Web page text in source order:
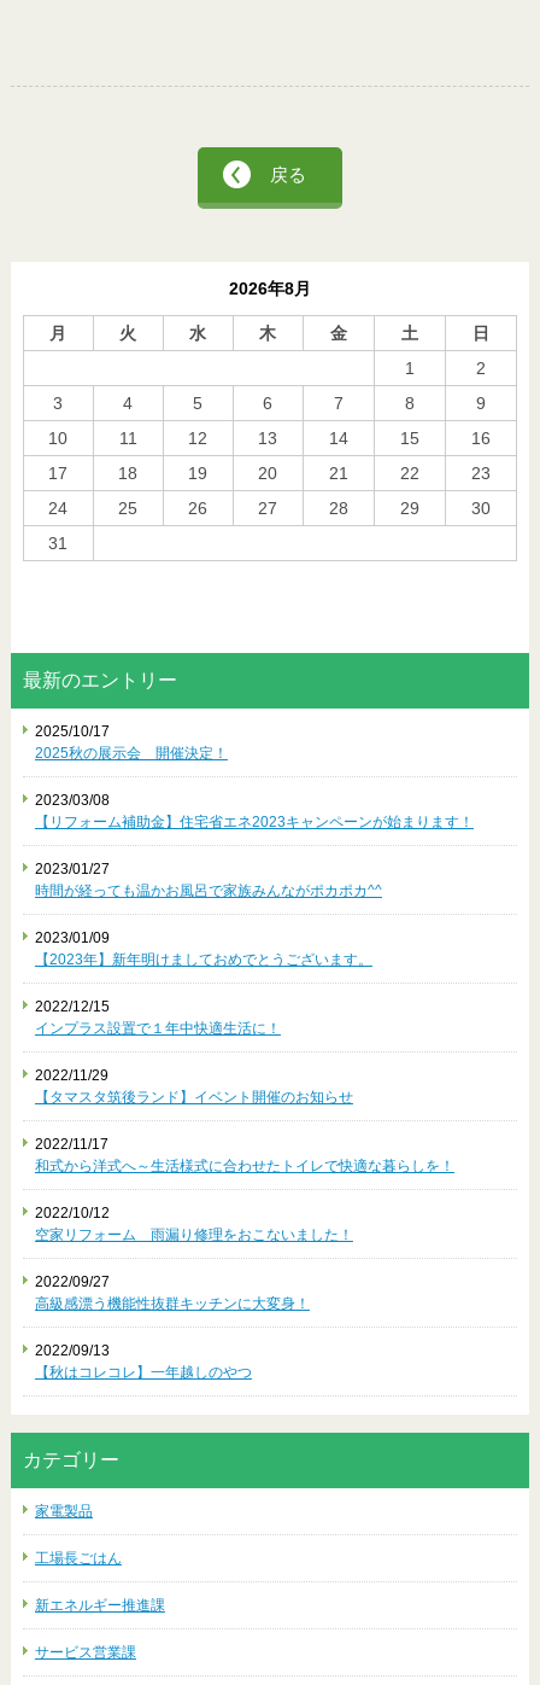
戻る
2026年8月
月 火 水 木 金 土
日
1
2
3
4 5 6 7 8
9
10
11 12 13 14 15
16
17
18 19 20 21 22
23
24
25 26 27 28 29
30
31
最新のエントリー
2025/10/17
2025秋の展示会 開催決定！
2023/03/08
【リフォーム補助金】住宅省エネ2023キャンペーンが始まります！
2023/01/27
時間が経っても温かお風呂で家族みんながポカポカ^^
2023/01/09
【2023年】新年明けましておめでとうございます。
2022/12/15
インプラス設置で１年中快適生活に！
2022/11/29
【タマスタ筑後ランド】イベント開催のお知らせ
2022/11/17
和式から洋式へ～生活様式に合わせたトイレで快適な暮らしを！
2022/10/12
空家リフォーム 雨漏り修理をおこないました！
2022/09/27
高級感漂う機能性抜群キッチンに大変身！
2022/09/13
【秋はコレコレ】一年越しのやつ
カテゴリー
家電製品
工場長ごはん
新エネルギー推進課
サービス営業課